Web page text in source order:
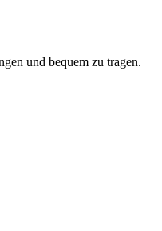
und bequem zu tragen.